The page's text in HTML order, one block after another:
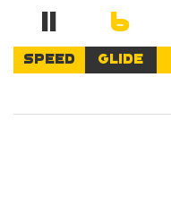
11
SPEED
6
GLIDE